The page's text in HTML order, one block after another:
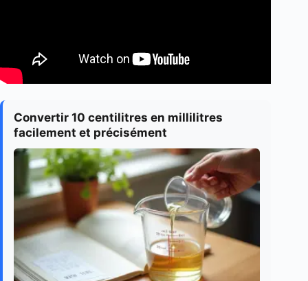
Convertir 10 centilitres en millilitres
facilement et précisément